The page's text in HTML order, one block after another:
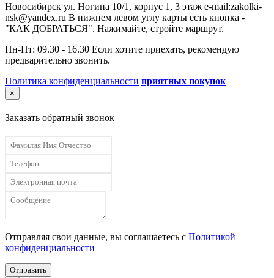
Новосибирск ул. Ногина 10/1, корпус 1, 3 этаж e-mail:zakolki-
nsk@yandex.ru В нижнем левом углу карты есть кнопка -
"КАК ДОБРАТЬСЯ". Нажимайте, стройте маршрут.
Пн-Пт: 09.30 - 16.30 Если хотите приехать, рекомендую
предварительно звонить.
Политика конфиденциальности приятных покупок
×
Заказать обратный звонок
Отправляя свои данные, вы соглашаетесь с Политикой
конфиденциальности
Отправить